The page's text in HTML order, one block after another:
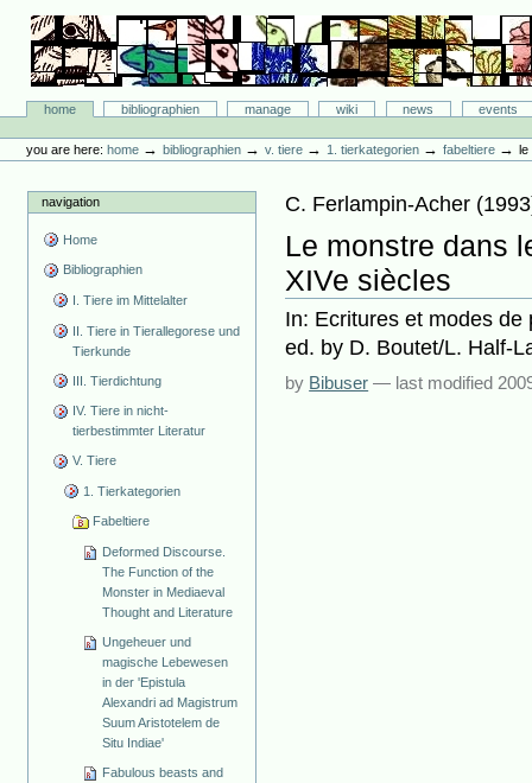
content.
navigation
Bibliographie-Portal
Sectionshome bibliographien manage wiki news
events
tools
you are here: home →bibliographien →v. tiere →1. tierkategorien →fabeltiere →
navigation
Home
Bibliographien
I. Tiere im Mittelalter
II. Tiere in Tierallegorese und
Tierkunde
III. Tierdichtung
IV. Tiere in nicht-
tierbestimmter Literatur
V. Tiere
1. Tierkategorien
Fabeltiere
Deformed Discourse.
The Function of the
Monster in Mediaeval
Thought and Literature
Ungeheuer und
magische Lebewesen
in der 'Epistula
Alexandri ad Magistrum
Suum Aristotelem de
Situ Indiae'
Fabulous beasts and
C. Ferlampin-Acher (1993
Le monstre dans
XIVe siècles
In: Ecritures et modes de
ed. by D. Boutet/L. Half-
by Bibuser — last modified